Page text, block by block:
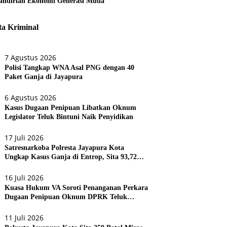
Kriminal
7 Agustus 2026
Polisi Tangkap WNA Asal PNG dengan 40
Paket Ganja di Jayapura
6 Agustus 2026
Kasus Dugaan Penipuan Libatkan Oknum
Legislator Teluk Bintuni Naik Penyidikan
17 Juli 2026
Satresnarkoba Polresta Jayapura Kota
Ungkap Kasus Ganja di Entrop, Sita 93,72
16 Juli 2026
Kuasa Hukum VA Soroti Penanganan Perkara
Dugaan Penipuan Oknum DPRK Teluk
11 Juli 2026